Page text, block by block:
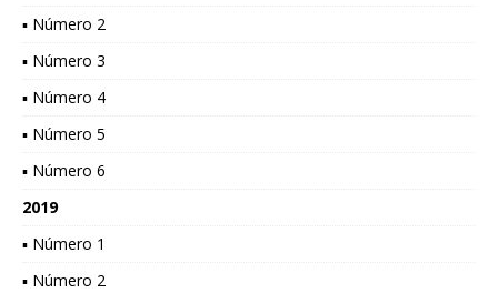
▪ Número 2
▪ Número 3
▪ Número 4
▪ Número 5
▪ Número 6
2019
▪ Número 1
▪ Número 2